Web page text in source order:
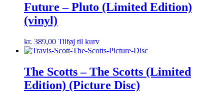
Future – Pluto (Limited Edition)
(vinyl)
kr. 389,00 Tilføj til kurv
The Scotts – The Scotts (Limited
Edition) (Picture Disc)